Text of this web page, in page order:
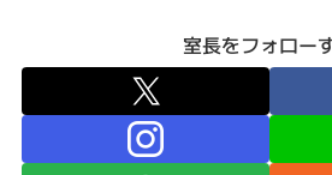
室長をフォロー